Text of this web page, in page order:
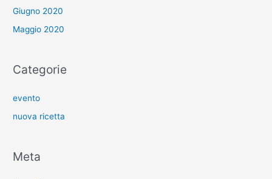
Giugno 2020
Maggio 2020
Categorie
evento
nuova ricetta
Meta